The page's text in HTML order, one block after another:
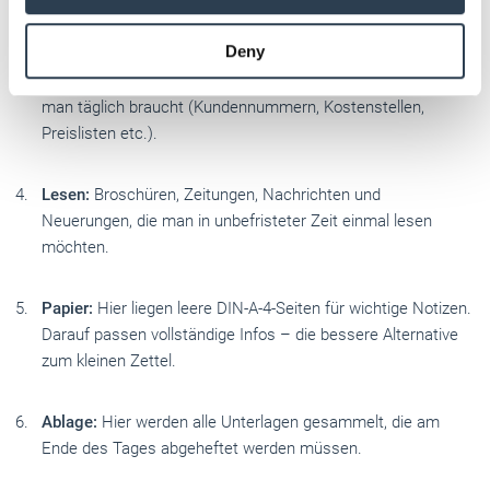
provided to them or that they’ve collected from your use
Weitere Informationen:Impressum Datenschutz
Deny
oder werden delegiert.
Nachschlagen:Hier werden Informationen gesammelt, die
man täglich braucht (Kundennummern, Kostenstellen,
Preislisten etc.).
Lesen: Broschüren, Zeitungen, Nachrichten und
Neuerungen, die man in unbefristeter Zeit einmal lesen
möchten.
Papier: Hier liegen leere DIN-A-4-Seiten für wichtige Notizen.
Darauf passen vollständige Infos – die bessere Alternative
zum kleinen Zettel.
Ablage: Hier werden alle Unterlagen gesammelt, die am
Ende des Tages abgeheftet werden müssen.